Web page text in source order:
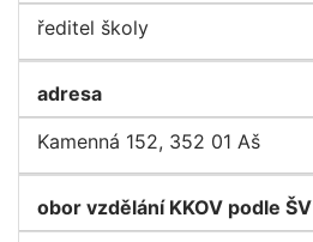
ředitel školy
adresa
Kamenná 152, 352 01 Aš
obor vzdělání KKOV podle ŠV